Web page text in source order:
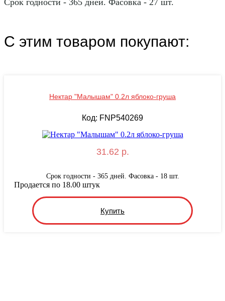
Срок годности - 365 дней. Фасовка - 27 шт.
С этим товаром покупают:
Нектар "Малышам" 0.2л яблоко-груша
Код: FNP540269
31.62 р.
Срок годности - 365 дней. Фасовка - 18 шт.
Купить
Продается по 18.00 штук